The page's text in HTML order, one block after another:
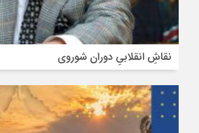
نقاشِ انقلابیِ دوران شوروی